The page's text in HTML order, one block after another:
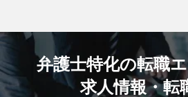
弁護士特化の転職
求人情報・転